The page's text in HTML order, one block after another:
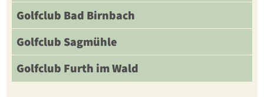
Golfclub Bad Birnbach
Golfclub Sagmühle
Golfclub Furth im Wald